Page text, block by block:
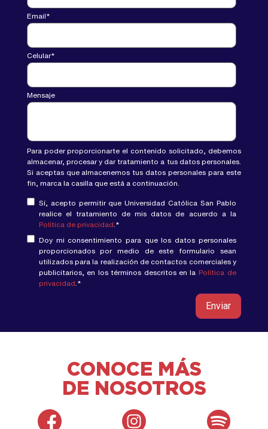
Email*
Celular*
Mensaje
Para poder proporcionarte el contenido solicitado, debemos
almacenar, procesar y dar tratamiento a tus datos personales.
Si aceptas que almacenemos tus datos personales para este
fin, marca la casilla que está a continuación.
Sí, acepto permitir que Universidad Católica San Pablo
realice el tratamiento de mis datos de acuerdo a la
Política de privacidad *
Doy mi consentimiento para que los datos personales
proporcionados por medio de este formulario sean
utilizados para la realización de contactos comerciales y
publicitarios, en los términos descritos en la Política de
privacidad *
CONOCE MÁS
DE NOSOTROS